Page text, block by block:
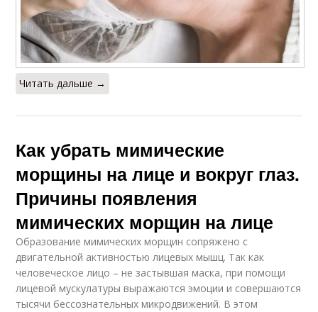
Читать дальше →
Как убрать мимические
морщины на лице и вокруг глаз.
Причины появления
мимических морщин на лице
Образование мимических морщин сопряжено с
двигательной активностью лицевых мышц. Так как
человеческое лицо – не застывшая маска, при помощи
лицевой мускулатуры выражаются эмоции и совершаются
тысячи бессознательных микродвижений. В этом